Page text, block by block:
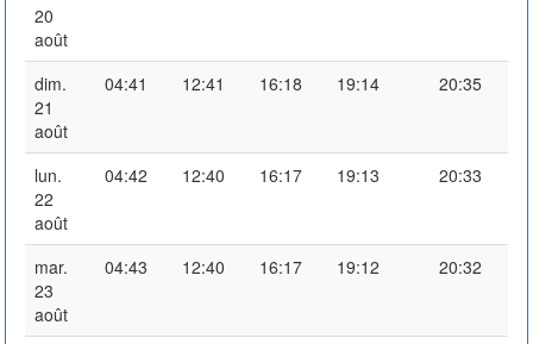
20
août
dim.
21
août
04:41 12:41 16:18 19:14 20:35
lun.
22
août
04:42 12:40 16:17 19:13 20:33
mar.
23
août
04:43 12:40 16:17 19:12 20:32